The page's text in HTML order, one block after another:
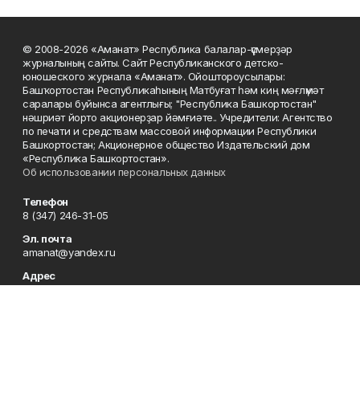
© 2008-2026 «Аманат» Республика балалар-үҫмерҙәр
журналының сайты. Сайт Республиканского детско-
юношеского журнала «Аманат». Ойоштороусылары:
Башҡортостан Республикаһының Матбуғат һәм киң мәғлүмәт
саралары буйынса агентлығы; "Республика Башкортостан"
нәшриәт йорто акционерҙар йәмғиәте.. Учредители: Агентство
по печати и средствам массовой информации Республики
Башкортостан; Акционерное общество Издательский дом
«Республика Башкортостан».
Об использовании персональных данных
Телефон
8 (347) 246-31-05
Эл. почта
amanat@yandex.ru
Адрес
450079, Республика Башкортостан, г. Уфа, ул. 50-летия